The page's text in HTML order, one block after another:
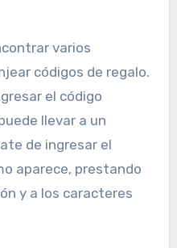
varios
códigos de regalo.
el código
llevar a un
de ingresar el
aparece, prestando
y a los caracteres